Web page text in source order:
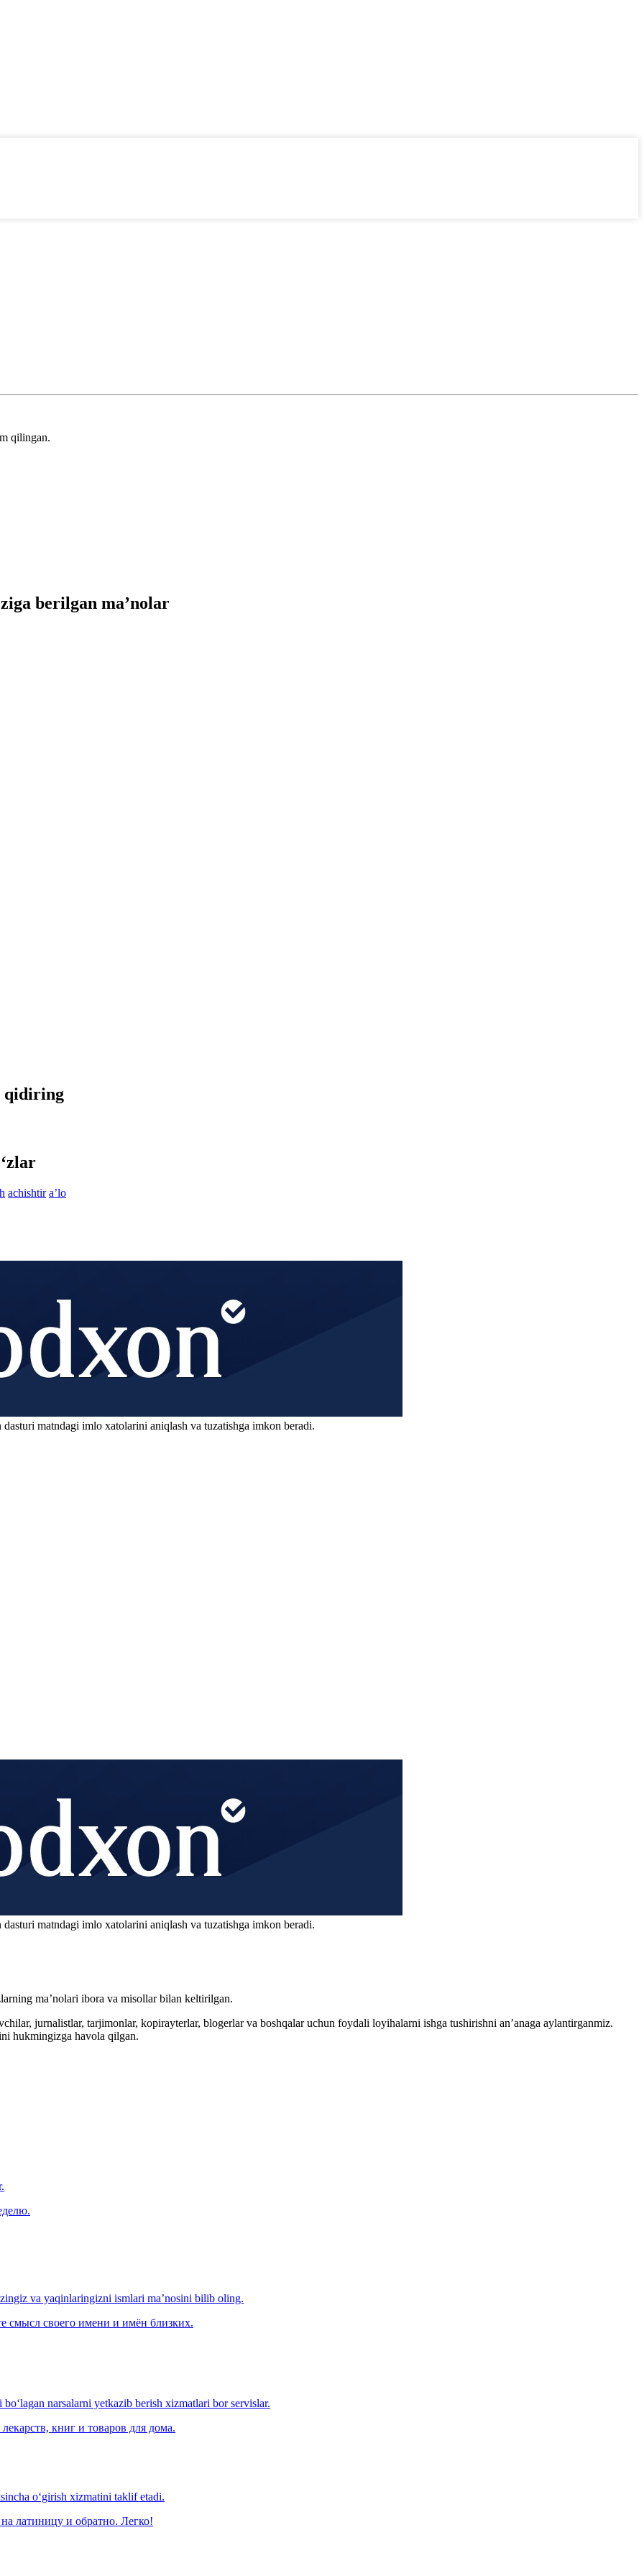
qilingan.
berilgan ma’nolar
qidiring
achishtir aʼlo
matndagi imlo xatolarini aniqlash va tuzatishga imkon beradi.
matndagi imlo xatolarini aniqlash va tuzatishga imkon beradi.
ma’nolari ibora va misollar bilan keltirilgan.
jurnalistlar, tarjimonlar, kopirayterlar, blogerlar va boshqalar uchun foydali loyihalarni ishga tushirishni an’anaga aylantirganmiz.
hukmingizga havola qilgan.
va yaqinlaringizni ismlari ma’nosini bilib oling.
смысл своего имени и имён близких.
narsalarni yetkazib berish xizmatlari bor servislar.
книг и товаров для дома.
o‘girish xizmatini taklif etadi.
латиницу и обратно. Легко!